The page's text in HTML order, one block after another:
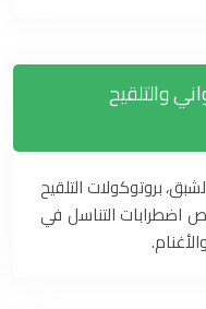
والتلقيح
بروتوكولات التلقيح
اضطرابات التناسل في